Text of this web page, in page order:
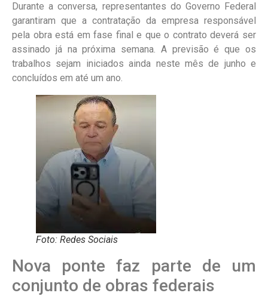
Durante a conversa, representantes do Governo Federal
garantiram que a contratação da empresa responsável
pela obra está em fase final e que o contrato deverá ser
assinado já na próxima semana. A previsão é que os
trabalhos sejam iniciados ainda neste mês de junho e
concluídos em até um ano.
Foto: Redes Sociais
Nova ponte faz parte de um
conjunto de obras federais